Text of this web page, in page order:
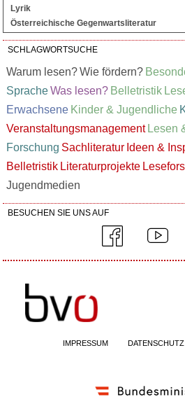
Lyrik
Österreichische Gegenwartsliteratur
SCHLAGWORTSUCHE
Warum lesen? Wie fördern?
Sprache Was lesen? Belletristik
Erwachsene Kinder & Jugendliche
Veranstaltungsmanagement Lesen
Forschung Sachliteratur Ideen &
Belletristik Literaturprojekte
Jugendmedien
BESUCHEN SIE UNS AUF
IMPRESSUM DATENSCHUTZ